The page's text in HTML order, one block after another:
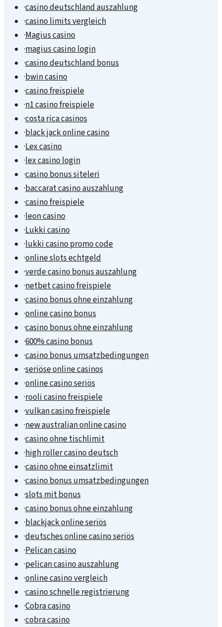
·casino deutschland auszahlung
·casino limits vergleich
·Magius casino
·magius casino login
·casino deutschland bonus
·bwin casino
·casino freispiele
·n1 casino freispiele
·costa rica casinos
·black jack online casino
·Lex casino
·lex casino login
·casino bonus siteleri
·baccarat casino auszahlung
·casino freispiele
·leon casino
·Lukki casino
·lukki casino promo code
·online slots echtgeld
·verde casino bonus auszahlung
·netbet casino freispiele
·casino bonus ohne einzahlung
·online casino bonus
·casino bonus ohne einzahlung
·600% casino bonus
·casino bonus umsatzbedingungen
·seriöse online casinos
·online casino seriös
·rooli casino freispiele
·vulkan casino freispiele
·new australian online casino
·casino ohne tischlimit
·high roller casino deutsch
·casino ohne einsatzlimit
·casino bonus umsatzbedingungen
·slots mit bonus
·casino bonus ohne einzahlung
·blackjack online seriös
·deutsches online casino seriös
·Pelican casino
·pelican casino auszahlung
·online casino vergleich
·casino schnelle registrierung
·Cobra casino
·cobra casino